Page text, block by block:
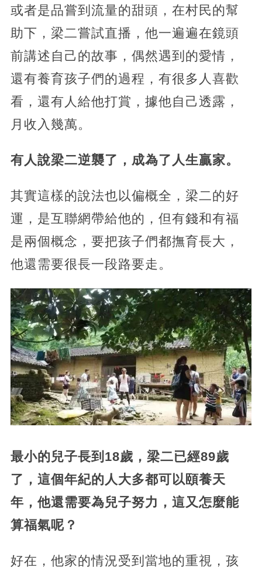
或者是品嘗到流量的甜頭，在村民的幫
助下，梁二嘗試直播，他一遍遍在鏡頭
前講述自己的故事，偶然遇到的愛情，
還有養育孩子們的過程，有很多人喜歡
看，還有人給他打賞，據他自己透露，
月收入幾萬。
有人說梁二逆襲了，成為了人生贏家。
其實這樣的說法也以偏概全，梁二的好
運，是互聯網帶給他的，但有錢和有福
是兩個概念，要把孩子們都撫育長大，
他還需要很長一段路要走。
最小的兒子長到18歲，梁二已經89歲
了，這個年紀的人大多都可以頤養天
年，他還需要為兒子努力，這又怎麼能
算福氣呢？
好在，他家的情況受到當地的重視，孩